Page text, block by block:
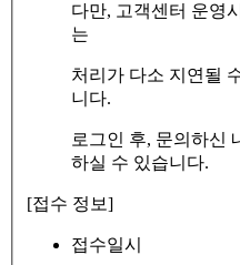
다만, 고객센터 운영
는
처리가 다소 지연될
니다.
로그인 후, 문의하신
하실 수 있습니다.
[접수 정보]
접수일시